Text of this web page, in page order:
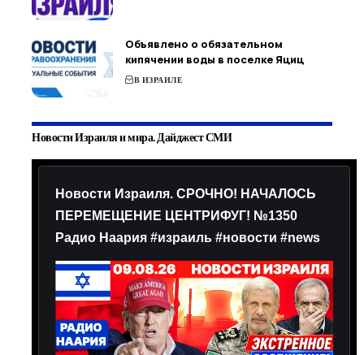
Объявлено о обязательном
кипячении воды в поселке Яциц
В ИЗРАИЛЕ
Новости Израиля и мира. Дайджест СМИ